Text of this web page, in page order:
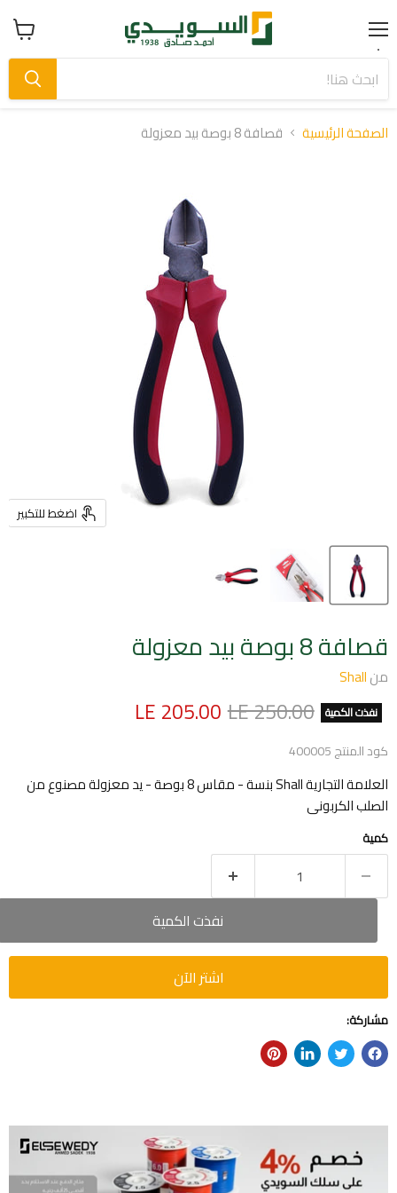
Menu عرض
سلة
الصفحة الرئيسية قصافة 8 بوصة بيد معزولة
اضغط للتكبير
قصافة 8 بوصة بيد معزولة
منShall
نفذت الكمية السعر الأصلي
LE 250.00السعر الحالي
LE 205.00
كود المنتج400005
العلامة التجارية Shall بنسة - مقاس 8 بوصة - يد معزولة مصنوع من
الصلب الكربونى
كمية
نفذت الكمية
اشتر الآن
مشاركة: